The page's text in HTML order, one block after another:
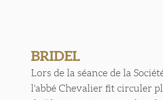
BRIDEL
Lors de la séance de la
l'abbé Chevalier fit circuler